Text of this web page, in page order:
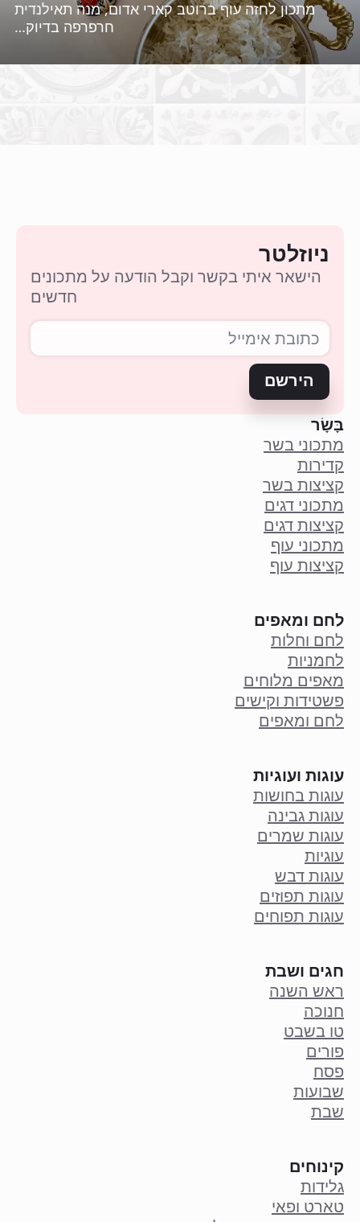
מתכון לחזה עוף ברוטב קארי אדום, מנה תאילנדית
חרפרפה בדיוק…
ניוזלטר
הישאר איתי בקשר וקבל הודעה על מתכונים
חדשים
הירשם
בָּשָׂר
מתכוני בשר
קדירות
קציצות בשר
מתכוני דגים
קציצות דגים
מתכוני עוף
קציצות עוף
לחם ומאפים
לחם וחלות
לחמניות
מאפים מלוחים
פשטידות וקישים
לחם ומאפים
עוגות ועוגיות
עוגות בחושות
עוגות גבינה
עוגות שמרים
עוגיות
עוגות דבש
עוגות תפוזים
עוגות תפוחים
חגים ושבת
ראש השנה
חנוכה
טו בשבט
פורים
פסח
שבועות
שבת
קינוחים
גלידות
טארט ופאי